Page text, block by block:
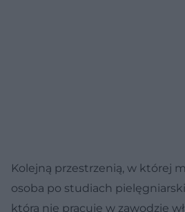
Kolejną przestrzenią, w której
osoba po studiach
która nie pracuje w zawodzie